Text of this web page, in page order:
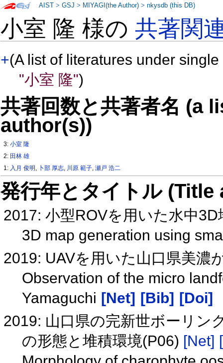
小室 隆 様の共著関
+(A list of literatures under
"小室 隆")
共著回数と共著者名 (a
author(s))
3:小室 隆
2: 田林 雄
1: 入月 俊明 , 卜部 厚志, 川原 範子,瀬戸 浩二
発行年とタイトル
2017: 小型ROVを用いた水中
3D map generation using
2019: UAVを用いた山口県美濃
Observation of the micro
Yamaguchi [Net] [Bib]
[Doi]
2019: 山口県の完新世ボーリン
の形態と堆積環境(P06) [Net]
AIST >GSJ > MIYAGI(the Author) >nkysdb (this DB)